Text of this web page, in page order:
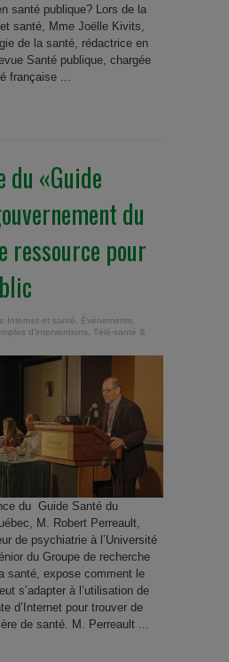
santé publique? Lors de la
santé, Mme Joëlle Kivits,
de la santé, rédactrice en
Santé publique, chargée
française ...
du «Guide
du
ressource pour
Internet et santé Événements
d'interventions Télé-santé &
du Guide Santé du
M. Robert Perreault,
de psychiatrie à l’Université
du Groupe de recherche
santé, expose comment le
s’adapter à l’utilisation de
d’Internet pour trouver de
de santé. M. Perreault ...